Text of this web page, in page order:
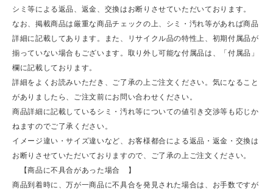
シミ等による返品、返金、交換はお断りさせていただいております。
なお、掲載商品は厳重な商品チェックの上、シミ・汚れ等があれば商品
詳細に記載してあります。また、リサイクル品の特性上、初期付属品が
揃っていない場合もございます。取り外し可能な付属品は、「付属品」
欄に記載しております。
詳細をよくお読みいただき、ご了承の上ご注文ください。気になること
がありましたら、ご注文前にお問い合わせください。
商品詳細に記載しているシミ・汚れ等についての値引き交渉等も応じか
ねますのでご了承ください。
イメージ違い・サイズ違いなど、お客様都合による返品・返金・交換は
お断りさせていただいておりますので、ご了承の上ご注文ください。
【商品に不具合があった場合 】
商品到着時に、万が一商品に不具合を発見された場合は、お手数ですが